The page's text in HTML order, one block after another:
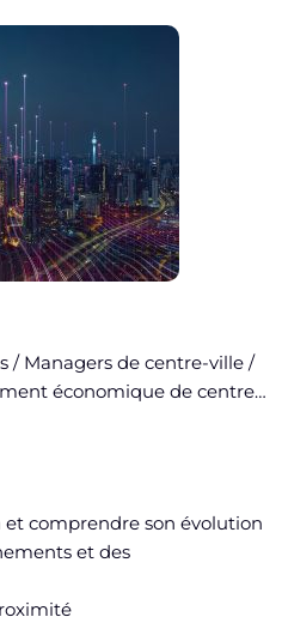
/ Managers de centre-ville /
économique de centre…
comprendre son évolution
et des